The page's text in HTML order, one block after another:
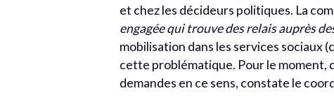
et chez les décideurs politiques. La
engagée qui trouve des relais auprès
mobilisation dans les services sociaux
cette problématique. Pour le moment,
demandes en ce sens, constate le